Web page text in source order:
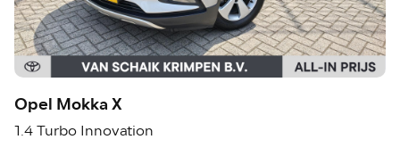
Opel Mokka X
1.4 Turbo Innovation